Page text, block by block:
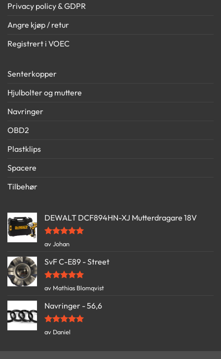
Privacy policy & GDPR
Angre kjøp / retur
Registrert i VOEC
Senterkopper
Hjulbolter og muttere
Navringer
OBD2
Plastklips
Spacere
Tilbehør
DEWALT DCF894HN-XJ Mutterdragare 18V
Vurdert
av Johan
SvF C-E89 - Street
Vurdert5
av Mathias Blomqvist
Navringer - 56,6
Vurdert
av Daniel